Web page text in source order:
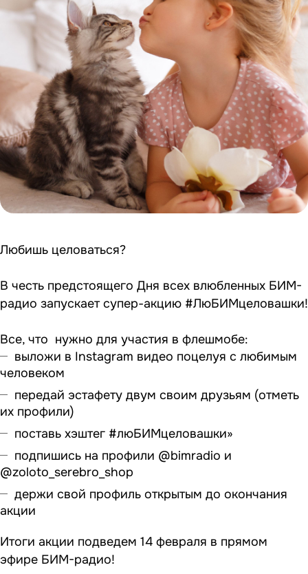
Любишь целоваться?
В честь предстоящего Дня всех влюбленных БИМ-
радио запускает супер-акцию #ЛюБИМцеловашки!
Все, что нужно для участия в флешмобе:
выложи в Instagram видео поцелуя с любимым
человеком
передай эстафету двум своим друзьям (отметь
их профили)
поставь хэштег #люБИМцеловашки»
подпишись на профили @bimradio и
@zoloto_serebro_shop
держи свой профиль открытым до окончания
акции
Итоги акции подведем 14 февраля в прямом
эфире БИМ-радио!